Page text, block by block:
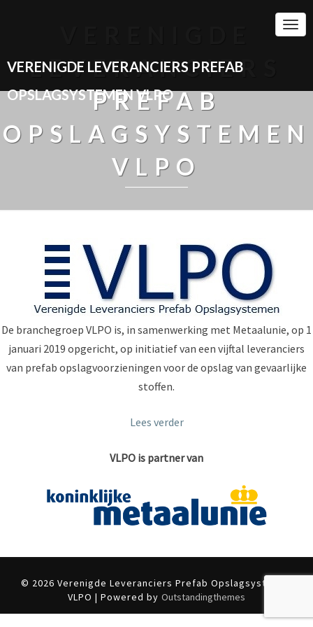
VERENIGDE LEVERANCIERS PREFAB
OPSLAGSYSTEMEN VLPO
LEVERANCIERS
PREFAB
OPSLAGSYSTEMEN
VLPO
De branchegroep VLPO is, in samenwerking met Metaalunie, op 1
januari 2019 opgericht, op initiatief van een vijftal leveranciers
van prefab opslagvoorzieningen voor de opslag van gevaarlijke
stoffen.
Lees verder
VLPO is partner van
© 2026 Verenigde Leveranciers Prefab Opslagsystemen
VLPO | Powered by Outstandingthemes